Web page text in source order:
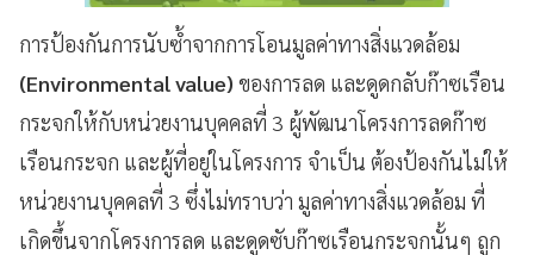
การป้องกันการนับซ้ำจากการโอนมูลค่าทางสิ่งแวดล้อม
(Environmental value) ของการลด และดูดกลับก๊าซเรือน
กระจกให้กับหน่วยงานบุคคลที่ 3 ผู้พัฒนาโครงการลดก๊าซ
เรือนกระจก และผู้ที่อยู่ในโครงการ จำเป็น ต้องป้องกันไม่ให้
หน่วยงานบุคคลที่ 3 ซึ่งไม่ทราบว่า มูลค่าทางสิ่งแวดล้อม ที่
เกิดขึ้นจากโครงการลด และดูดซับก๊าซเรือนกระจกนั้นๆ ถูก